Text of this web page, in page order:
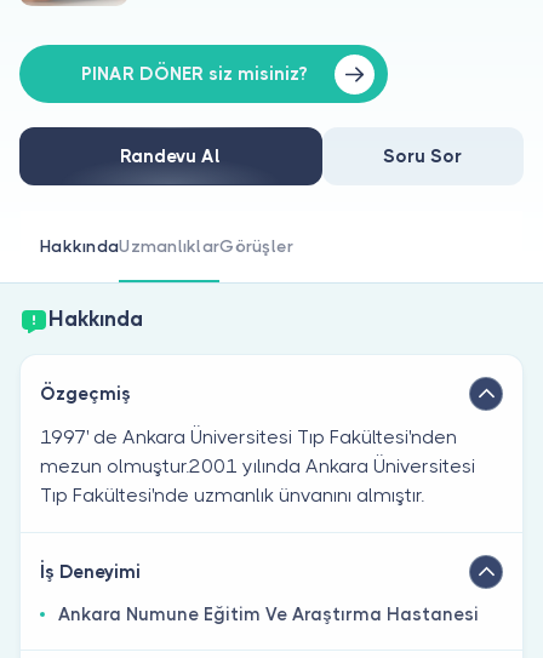
Doktorlar için
Doktor musunuz?
PINAR DÖNER siz misiniz?
Randevu Al Soru Sor
HakkındaUzmanlıklarGörüşler
Hakkında
Özgeçmiş
1997' de Ankara Üniversitesi Tıp Fakültesi'nden
mezun olmuştur.2001 yılında Ankara Üniversitesi
Tıp Fakültesi'nde uzmanlık ünvanını almıştır.
İş Deneyimi
Ankara Numune Eğitim Ve Araştırma Hastanesi